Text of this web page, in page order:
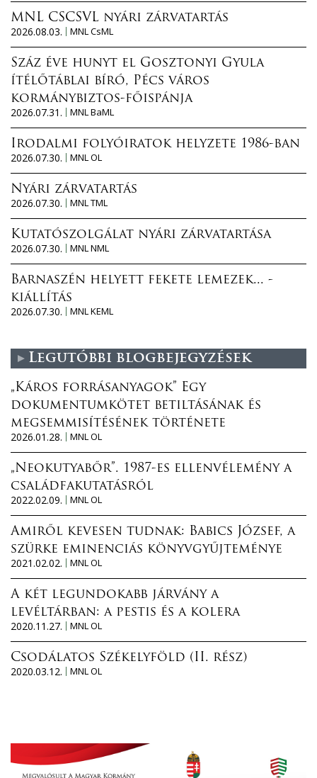
MNL CSCSVL nyári zárvatartás
2026.08.03.
MNL CsML
Száz éve hunyt el Gosztonyi Gyula
ítélőtáblai bíró, Pécs város
kormánybiztos-főispánja
2026.07.31.
MNL BaML
Irodalmi folyóiratok helyzete 1986-ban
2026.07.30.
MNL OL
Nyári zárvatartás
2026.07.30.
MNL TML
Kutatószolgálat nyári zárvatartása
2026.07.30.
MNL NML
Barnaszén helyett fekete lemezek... -
kiállítás
2026.07.30.
MNL KEML
Legutóbbi blogbejegyzések
„Káros forrásanyagok” Egy
dokumentumkötet betiltásának és
megsemmisítésének története
2026.01.28.
MNL OL
„Neokutyabőr”. 1987-es ellenvélemény a
családfakutatásról
2022.02.09.
MNL OL
Amiről kevesen tudnak: Babics József, a
szürke eminenciás könyvgyűjteménye
2021.02.02.
MNL OL
A két legundokabb járvány a
levéltárban: a pestis és a kolera
2020.11.27.
MNL OL
Csodálatos Székelyföld (II. rész)
2020.03.12.
MNL OL